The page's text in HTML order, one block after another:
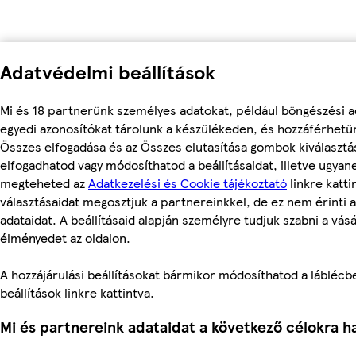
Adatvédelmi beállítások
Mi és 18 partnerünk személyes adatokat, például böngészési
egyedi azonosítókat tárolunk a készülékeden, és
Összes elfogadása és az Összes elutasítása gombok
elfogadhatod vagy módosíthatod a beállításaidat, illetve
megteheted azAdatkezelési és Cookie tájékoztató linkre
választásaidat megosztjuk a partnereinkkel, de ez nem érinti
adataidat. A beállításaid alapján személyre tudjuk szabni a
élményedet az oldalon.
A hozzájárulási beállításokat bármikor módosíthatod a
beállítások linkre kattintva.
Mi és partnereink adataidat a következő célokra